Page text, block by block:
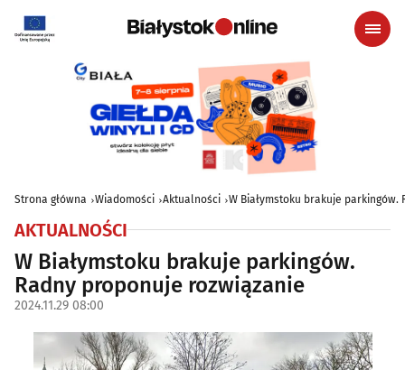
Strona główna Wiadomości Aktualności W Białymstoku brakuje
AKTUALNOŚCI
W Białymstoku brakuje parkingów.
Radny proponuje rozwiązanie
2024.11.29 08:00